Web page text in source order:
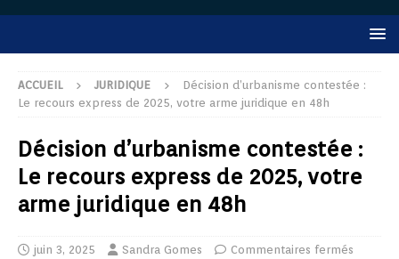
ACCUEIL JURIDIQUE
Décision d’urbanisme contestée :
Le recours express de 2025, votre arme juridique en 48h
Décision d’urbanisme contestée :
Le recours express de 2025, votre
arme juridique en 48h
juin 3, 2025 Sandra Gomes Commentaires fermés